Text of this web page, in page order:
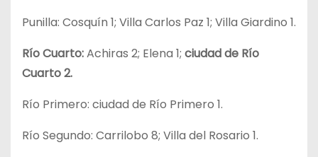
Punilla: Cosquín 1; Villa Carlos Paz 1; Villa Giardino 1.
Río Cuarto:Achiras 2; Elena 1; ciudad de Río
Cuarto 2.
Río Primero: ciudad de Río Primero 1.
Río Segundo: Carrilobo 8; Villa del Rosario 1.